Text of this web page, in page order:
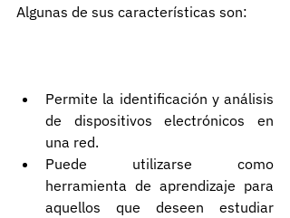
Algunas de sus características son:
Permite la identificación y análisis
de dispositivos electrónicos en
una red.
Puede utilizarse como
herramienta de aprendizaje para
aquellos que deseen estudiar